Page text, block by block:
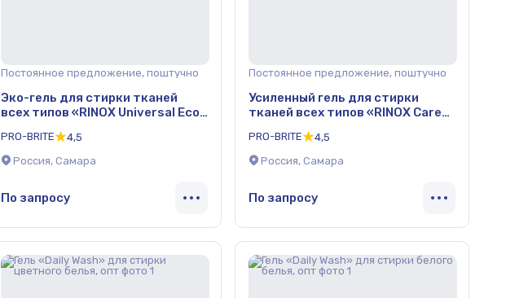
Постоянное предложение, поштучно
Эко-гель для стирки тканей
всех типов «RINOX Universal Eco»
PRO-BRITE
4,5
Россия, Самара
По запросу
Постоянное предложение, поштучно
Усиленный гель для стирки
тканей всех типов «RINOX Care»
PRO-BRITE
4,5
Россия, Самара
По запросу